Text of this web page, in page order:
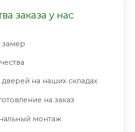
заказа у нас
замер
на наших складах
на заказ
монтаж